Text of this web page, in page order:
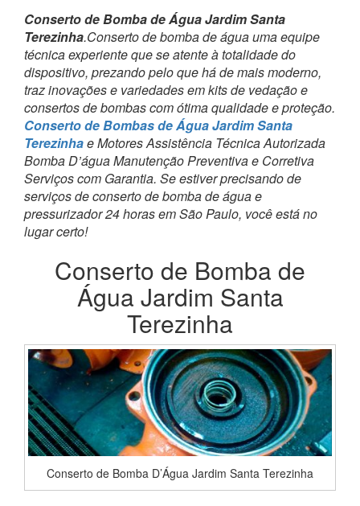
Conserto de Bomba de Água Jardim Santa
Terezinha.Conserto de bomba de água uma equipe
técnica experiente que se atente à totalidade do
dispositivo, prezando pelo que há de mais moderno,
traz inovações e variedades em kits de vedação e
consertos de bombas com ótima qualidade e proteção.
Conserto de Bombas de Água Jardim Santa
Terezinhae Motores Assistência Técnica Autorizada
Bomba D’água Manutenção Preventiva e Corretiva
Serviços com Garantia. Se estiver precisando de
serviços de conserto de bomba de água e
pressurizador 24 horas em São Paulo, você está no
lugar certo!
Conserto de Bomba de
Água Jardim Santa
Terezinha
Conserto de Bomba D’Água Jardim Santa Terezinha